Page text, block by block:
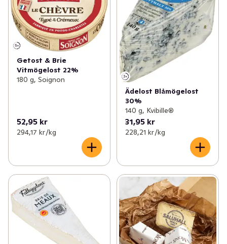
Getost & Brie
Vitmögelost 22%
180 g, Soignon
52,95 kr
294,17 kr /kg
Ädelost Blåmögelost
30%
140 g, Kvibille®
31,95 kr
228,21 kr /kg